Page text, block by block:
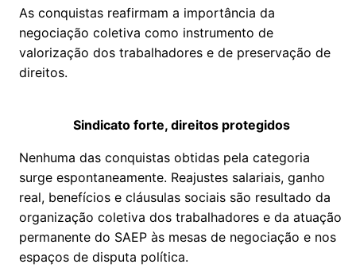
As conquistas reafirmam a importância da
negociação coletiva como instrumento de
valorização dos trabalhadores e de preservação de
direitos.
Sindicato forte, direitos protegidos
Nenhuma das conquistas obtidas pela categoria
surge espontaneamente. Reajustes salariais, ganho
real, benefícios e cláusulas sociais são resultado da
organização coletiva dos trabalhadores e da atuação
permanente do SAEP às mesas de negociação e nos
espaços de disputa política.